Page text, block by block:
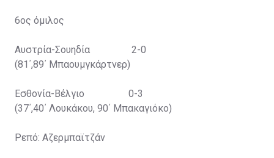
6ος όμιλος
Αυστρία-Σουηδία 2-0
(81΄,89΄ Μπαουμγκάρτνερ)
Εσθονία-Βέλγιο 0-3
(37΄,40΄ Λουκάκου, 90΄ Μπακαγιόκο)
Ρεπό: Αζερμπαϊτζάν